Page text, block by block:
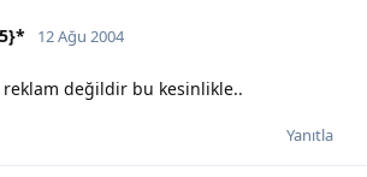
12 Ağu 2004
değildir bu kesinlikle..
Yanıtla